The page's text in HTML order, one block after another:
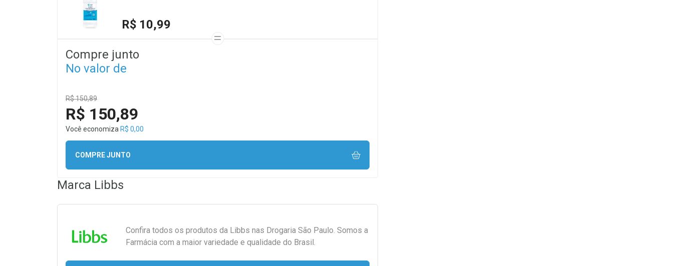
R$ 10,99
Compre junto
No valor de
R$ 150,89
R$ 150,89
Você economiza R$ 0,00
COMPRE JUNTO
Marca Libbs
Confira todos os produtos da Libbs nas Drogaria São Paulo. Somos a
Farmácia com a maior variedade e qualidade do Brasil.